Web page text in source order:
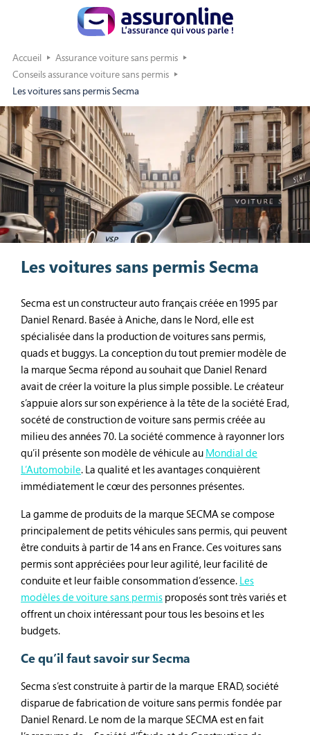
Accueil
Assurance voiture sans permis
Conseils assurance voiture sans permis
Les voitures sans permis Secma
Les voitures sans permis Secma
Secma est un constructeur auto français créée en 1995 par
Daniel Renard. Basée à Aniche, dans le Nord, elle est
spécialisée dans la production de voitures sans permis,
quads et buggys. La conception du tout premier modèle de
la marque Secma répond au souhait que Daniel Renard
avait de créer la voiture la plus simple possible. Le créateur
s’appuie alors sur son expérience à la tête de la société Erad,
socété de construction de voiture sans permis créée au
milieu des années 70. La société commence à rayonner lors
qu’il présente son modèle de véhicule au Mondial de
L’Automobile. La qualité et les avantages conquièrent
immédiatement le cœur des personnes présentes.
La gamme de produits de la marque SECMA se compose
principalement de petits véhicules sans permis, qui peuvent
être conduits à partir de 14 ans en France. Ces voitures sans
permis sont appréciées pour leur agilité, leur facilité de
conduite et leur faible consommation d’essence. Les
modèles de voiture sans permis proposés sont très variés et
offrent un choix intéressant pour tous les besoins et les
budgets.
Ce qu’il faut savoir sur Secma
Secma s’est construite à partir de la marque ERAD, société
disparue de fabrication de voiture sans permis fondée par
Daniel Renard. Le nom de la marque SECMA est en fait